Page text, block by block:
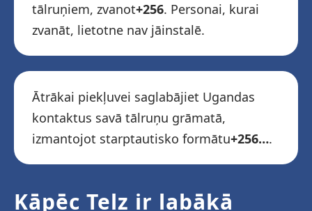
tālruņiem, zvanot+256. Personai, kurai
zvanāt, lietotne nav jāinstalē.
Ātrākai piekļuvei saglabājiet Ugandas
kontaktus savā tālruņu grāmatā,
izmantojot starptautisko formātu+256….
Kāpēc Telz ir labākā